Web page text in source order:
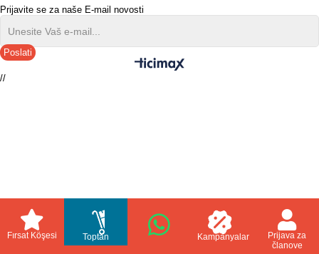
Prijavite se za naše E-mail novosti
Poslati
//
Fırsat Köşesi Toptan Kampanyalar
Prijava za
članove